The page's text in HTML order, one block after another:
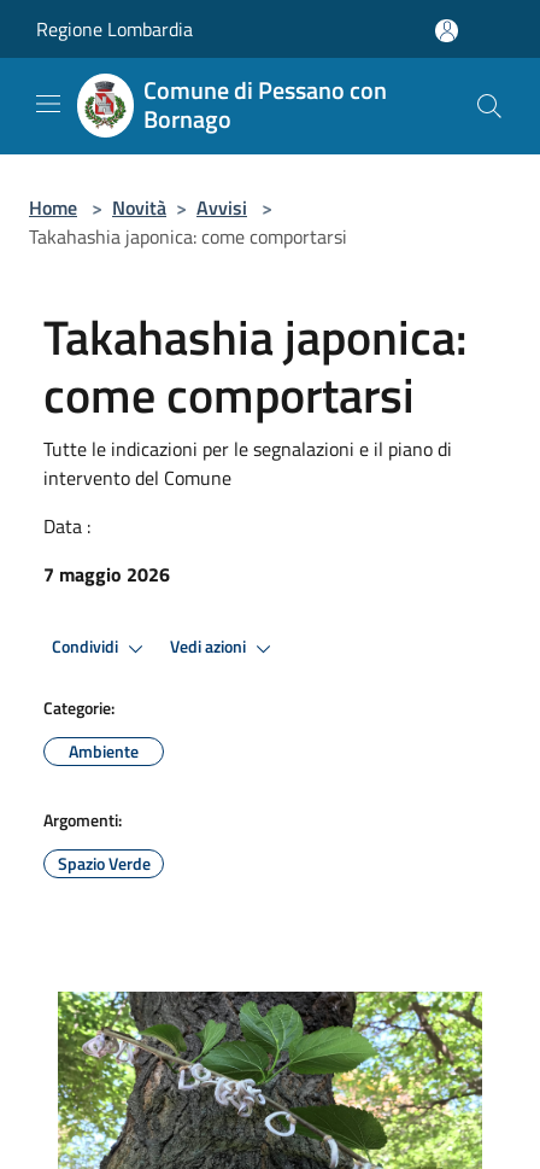
Regione Lombardia
Comune di Pessano con
Bornago
Home > Novità > Avvisi >
Takahashia japonica: come comportarsi
Takahashia japonica:
come comportarsi
Tutte le indicazioni per le segnalazioni e il piano di
intervento del Comune
Data :
7 maggio 2026
Condividi Vedi azioni
Categorie:
Ambiente
Argomenti:
Spazio Verde